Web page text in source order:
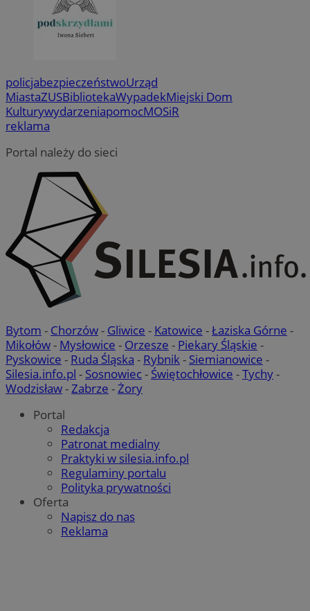
policjabezpieczeństwoUrząd
MiastaZUSBibliotekaWypadekMiejski Dom
KulturywydarzeniapomocMOSiR
reklama
Portal należy do sieci
Bytom - Chorzów- Gliwice - Katowice -Łaziska Górne -
Mikołów- Mysłowice - Orzesze - Piekary Śląskie -
Pyskowice - Ruda Śląska - Rybnik - Siemianowice -
Silesia.info.pl - Sosnowiec- Świętochłowice -Tychy-
Wodzisław- Zabrze - Żory
Portal
Redakcja
Patronat medialny
Praktyki w silesia.info.pl
Regulaminy portalu
Polityka prywatności
Oferta
Napisz do nas
Reklama